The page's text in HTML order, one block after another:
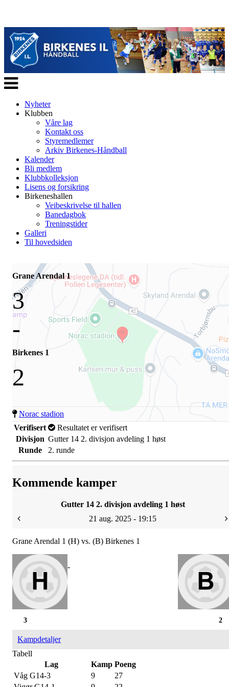
Veksle
navigasjon
Nyheter
Klubben
Våre lag
Kontakt oss
Styremedlemer
Arkiv Birkenes-Håndball
Kalender
Bli medlem
Klubbkolleksjon
Lisens og forsikring
Birkeneshallen
Veibeskrivelse til hallen
Banedagbok
Treningstider
Galleri
Til hovedsiden
Grane Arendal 1
3
-
Birkenes 1
2
Norac stadion
Verifisert
Resultatet er verifisert
Divisjon Gutter 14 2. divisjon avdeling 1 høst
Runde
2. runde
Kommende kamper
Gutter 14 2. divisjon avdeling 1 høst
21 aug. 2025 - 19:15
Grane Arendal 1 (H) vs. (B) Birkenes 1
-
2
3
Kampdetaljer
Tabell
Lag
Kamp Poeng
Våg G14-3
9
27